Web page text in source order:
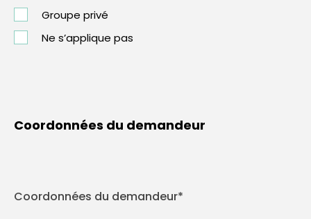
Groupe privé
Ne s’applique pas
Coordonnées du demandeur
Coordonnées du demandeur*